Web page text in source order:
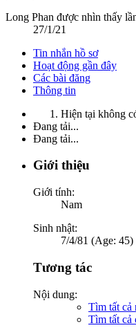
Long Phan được nhìn thấy
27/1/21
Tin nhắn hồ sơ
Hoạt động gần đây
Các bài đăng
Thông tin
Hiện tại không
Đang tải...
Đang tải...
Giới thiệu
Giới tính:
Nam
Sinh nhật:
7/4/81 (Age: 45)
Tương tác
Nội dung:
Tìm tất cả
Tìm tất cả